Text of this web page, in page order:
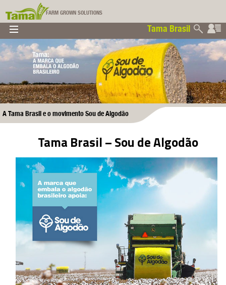
Tama Brasil
FARM GROWN SOLUTIONS
Tama Brasil
▼
▼
▼
▼
A Tama Brasil e o movimento Sou de Algodão
Tama Brasil – Sou de Algodão